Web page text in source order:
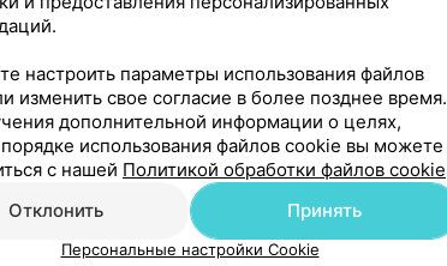
настроить параметры использования файлов
изменить свое согласие в более позднее время.
дополнительной информации о целях,
использования файлов cookie вы можете
с нашей Политикой обработки файлов cookie
Отклонить
Принять
Персональные настройки Cookie